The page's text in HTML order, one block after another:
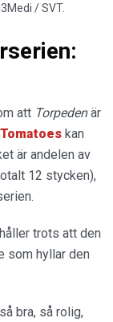
/ SVT.
att Torpedenär
Tomatoes kan
är andelen av
12 stycken),
trots att den
som hyllar den
bra, så rolig,